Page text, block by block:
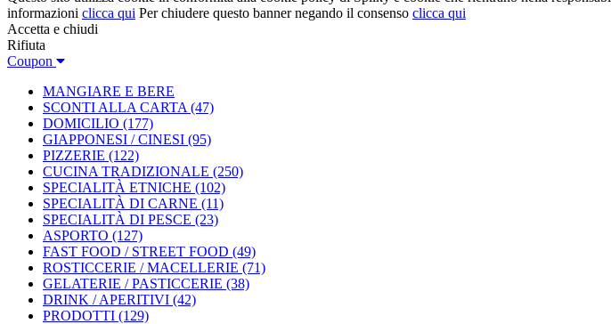
informazioni clicca qui Per chiudere questo banner negando il consenso clicca qui
Accetta e chiudi
Rifiuta
Coupon
MANGIARE E BERE
SCONTI ALLA CARTA (47)
DOMICILIO (177)
GIAPPONESI / CINESI (95)
PIZZERIE (122)
CUCINA TRADIZIONALE (250)
SPECIALITÀ ETNICHE (102)
SPECIALITÀ DI CARNE (11)
SPECIALITÀ DI PESCE (23)
ASPORTO (127)
FAST FOOD / STREET FOOD (49)
ROSTICCERIE / MACELLERIE (71)
GELATERIE / PASTICCERIE (38)
DRINK / APERITIVI (42)
PRODOTTI (129)